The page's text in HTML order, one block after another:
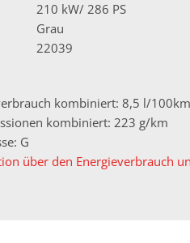
210 kW/ 286 PS
Grau
22039
kombiniert: 8,5 l/100km
kombiniert: 223 g/km
G
über den Energieverbrauch